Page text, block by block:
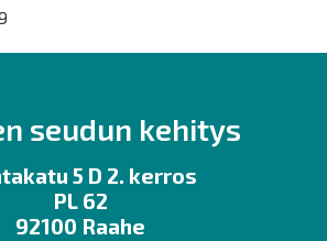
seudun kehitys
5 D 2. kerros
PL 62
92100 Raahe